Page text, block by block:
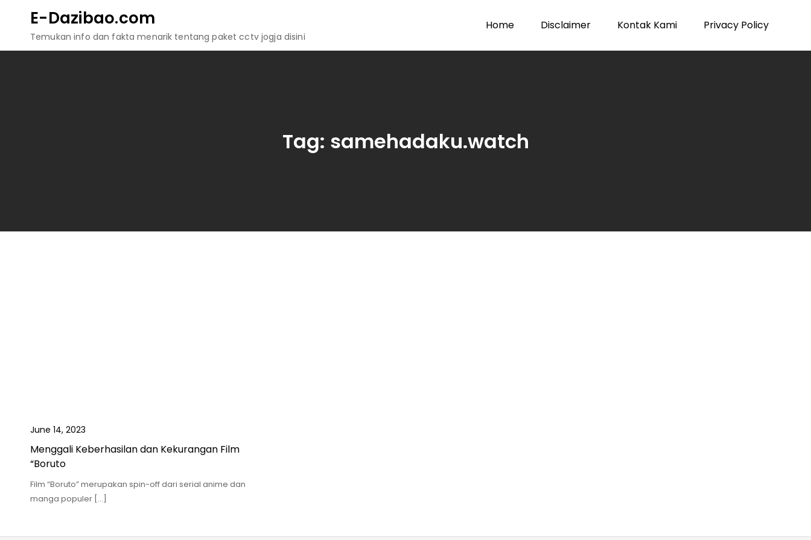
content
E-Dazibao.com
Temukan info dan fakta menarik tentang paket cctv jogja disini
Home Disclaimer Kontak Kami Privacy Policy
Tag: samehadaku.watch
June 14, 2023
Menggali Keberhasilan dan Kekurangan Film
“Boruto
Film “Boruto” merupakan spin-off dari serial anime dan
manga populer […]